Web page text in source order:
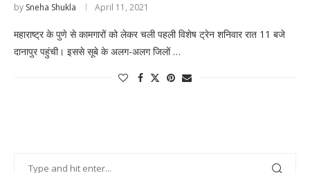
by Sneha Shukla April 11, 2021
महाराष्ट्र के पुणे से कामगारों को लेकर चली पहली विशेष ट्रेन शनिवार रात 11 बजे
दानापुर पहुंची। इससे सूबे के अलग-अलग जिलों …